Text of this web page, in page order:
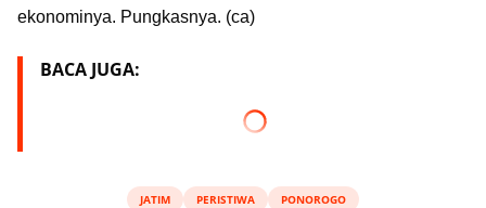
ekonominya. Pungkasnya. (ca)
BACA JUGA:
JATIM PERISTIWA PONOROGO